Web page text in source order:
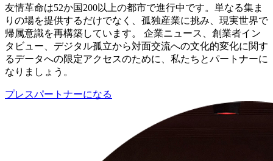
友情革命は52か国200以上の都市で進行中です。単なる集ま
りの場を提供するだけでなく、孤独産業に挑み、現実世界で
帰属意識を再構築しています。 企業ニュース、創業者イン
タビュー、デジタル孤立から対面交流への文化的変化に関す
るデータへの限定アクセスのために、私たちとパートナーに
なりましょう。
プレスパートナーになる